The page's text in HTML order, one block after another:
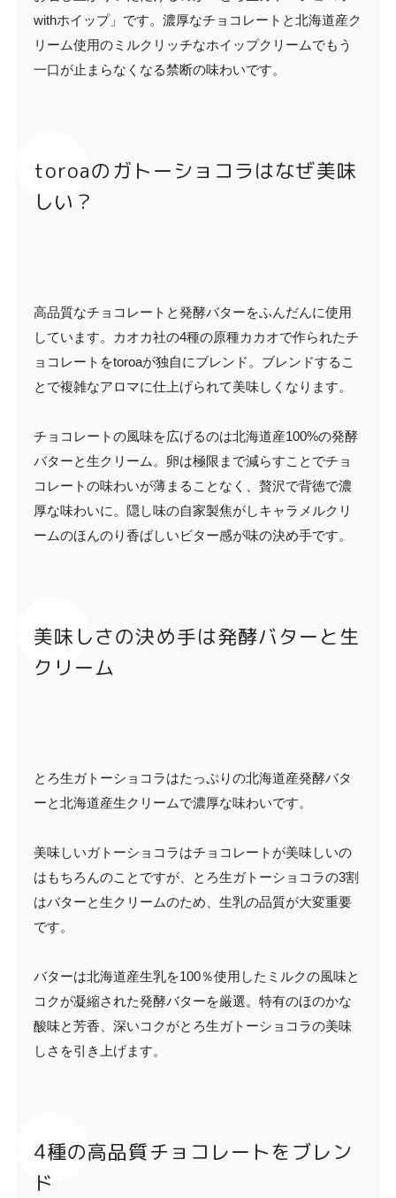
withホイップ」です。濃厚なチョコレートと北海道産ク
リーム使用のミルクリッチなホイップクリームでもう
一口が止まらなくなる禁断の味わいです。
toroaのガトーショコラはなぜ美味
しい？
高品質なチョコレートと発酵バターをふんだんに使用
しています。カオカ社の4種の原種カカオで作られたチ
ョコレートをtoroaが独自にブレンド。ブレンドするこ
とで複雑なアロマに仕上げられて美味しくなります。
チョコレートの風味を広げるのは北海道産100%の発酵
バターと生クリーム。卵は極限まで減らすことでチョ
コレートの味わいが薄まることなく、贅沢で背徳で濃
厚な味わいに。隠し味の自家製焦がしキャラメルクリ
ームのほんのり香ばしいビター感が味の決め手です。
美味しさの決め手は発酵バターと生
クリーム
とろ生ガトーショコラはたっぷりの北海道産発酵バタ
ーと北海道産生クリームで濃厚な味わいです。
美味しいガトーショコラはチョコレートが美味しいの
はもちろんのことですが、とろ生ガトーショコラの3割
はバターと生クリームのため、生乳の品質が大変重要
です。
バターは北海道産生乳を100％使用したミルクの風味と
コクが凝縮された発酵バターを厳選。特有のほのかな
酸味と芳香、深いコクがとろ生ガトーショコラの美味
しさを引き上げます。 ​
4種の高品質チョコレートをブレン
ド